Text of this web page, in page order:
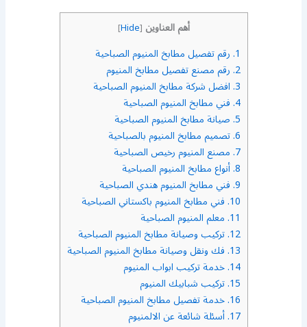
أهم العناوين [
Hide
]
1. رقم تفصيل مطابخ المنيوم الصباحية
2. رقم مصنع تفصيل مطابخ المنيوم
3. افضل شركة مطابخ المنيوم الصباحية
4. فني مطابخ المنيوم الصباحية
5. صيانة مطابخ المنيوم الصباحية
6. تصميم مطابخ المنيوم بالصباحية
7. مصنع المنيوم رخيص الصباحية
8. أنواع مطابخ المنيوم الصباحية
9. فني مطابخ المنيوم هندي الصباحية
10. فني مطابخ المنيوم باكستاني الصباحية
11. معلم المنيوم الصباحية
12. تركيب وصيانة مطابخ المنيوم الصباحية
13. فك ونقل وصيانة مطابخ المنيوم الصباحية
14. خدمة تركيب ابواب المنيوم
15. تركيب شبابيك المنيوم
16. خدمة تفصيل مطابخ المنيوم الصباحية
17. أسئلة شائعة عن الالمنيوم